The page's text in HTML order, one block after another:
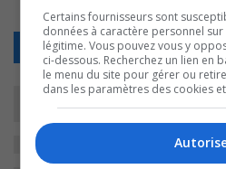
Retour
Certains fournisseurs sont
données à caractère personnel
légitime. Vous pouvez vous y
ci-dessous. Recherchez un lien en
le menu du site pour gérer ou
dans les paramètres des cookies